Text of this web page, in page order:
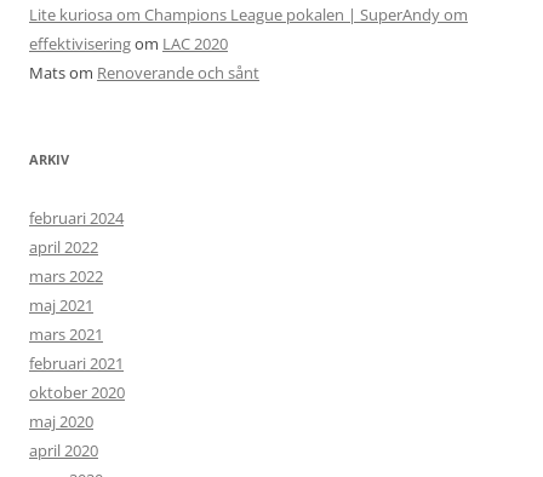
Lite kuriosa om Champions League pokalen | SuperAndy om
effektiviseringom LAC 2020
Matsom Renoverande och sånt
ARKIV
februari 2024
april 2022
mars 2022
maj 2021
mars 2021
februari 2021
oktober 2020
maj 2020
april 2020